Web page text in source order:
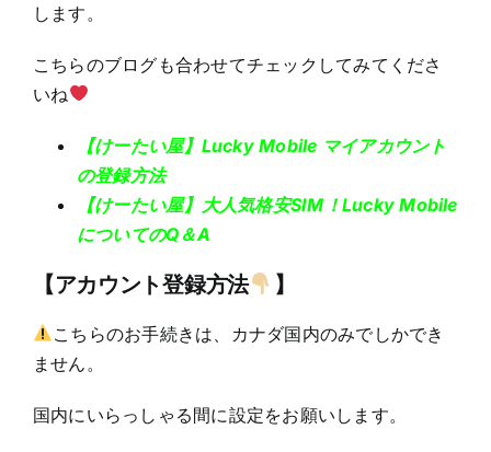
します。
こちらのブログも合わせてチェックしてみてくださ
いね
【けーたい屋】Lucky Mobile マイアカウント
の登録方法
【けーたい屋】大人気格安SIM！Lucky Mobile
についてのQ＆A
【アカウント登録方法 】
こちらのお手続きは、カナダ国内のみでしかでき
ません。
国内にいらっしゃる間に設定をお願いします。